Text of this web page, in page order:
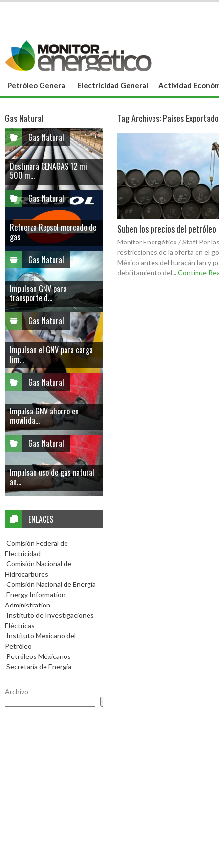
Petróleo General Electricidad General Actividad
Tag Archives:Países
Suben los precios del petróleo
Monitor Energético / Staff Por las
restricciones de la oferta en el
México antes del huracán Ian y
debilitamiento del... Continue
Gas Natural
Gas Natural
Destinará CENAGAS 12 mil
500 m...
Gas Natural
Refuerza Repsol mercado de
gas
Gas Natural
Impulsan GNV para
transporte d...
Gas Natural
Impulsan el GNV para carga
lim...
Gas Natural
Impulsa GNV ahorro en
movilida...
Gas Natural
Impulsan uso de gas natural
an...
ENLACES
Comisión Federal de
Electricidad
Comisión Nacional de
Hidrocarburos
Comisión Nacional de Energía
Energy Information
Administration
Instituto de Investigaciones
Eléctricas
Instituto Mexicano del
Petróleo
Petróleos Mexicanos
Secretaría de Energía
Archivo